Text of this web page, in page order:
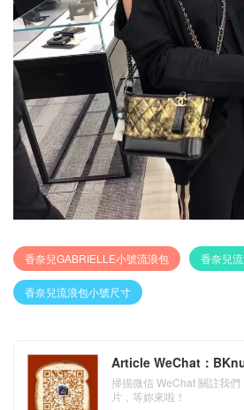
香奈兒GABRIELLE小號流浪包 香奈兒
香奈兒流浪包小號尺寸
Article WeChat：
掃描微信 WeChat 關註我
片，等妳來啦！